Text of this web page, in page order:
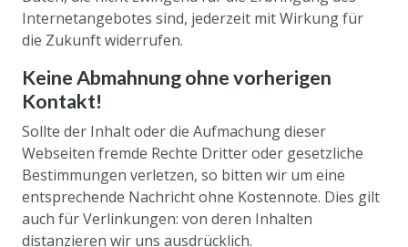
Internetangebotes sind, jederzeit mit Wirkung für
die Zukunft widerrufen.
Keine Abmahnung ohne vorherigen
Kontakt!
Sollte der Inhalt oder die Aufmachung dieser
Webseiten fremde Rechte Dritter oder gesetzliche
Bestimmungen verletzen, so bitten wir um eine
entsprechende Nachricht ohne Kostennote. Dies gilt
auch für Verlinkungen: von deren Inhalten
distanzieren wir uns ausdrücklich.